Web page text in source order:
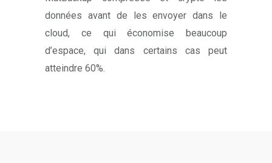
données avant de les envoyer dans le
cloud, ce qui économise beaucoup
d’espace, qui dans certains cas peut
atteindre 60%.